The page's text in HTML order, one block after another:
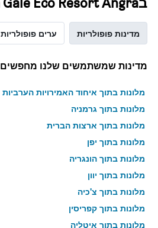
מדינות פופולריות ערים פופולריות
מדינות שמשתמשים שלנו מחפשים
מלונות בתוך איחוד האמירויות הערביות
מלונות בתוך גרמניה
מלונות בתוך ארצות הברית
מלונות בתוך יפן
מלונות בתוך הונגריה
מלונות בתוך יוון
מלונות בתוך צ'כיה
מלונות בתוך קפריסין
מלונות בתוך איטליה